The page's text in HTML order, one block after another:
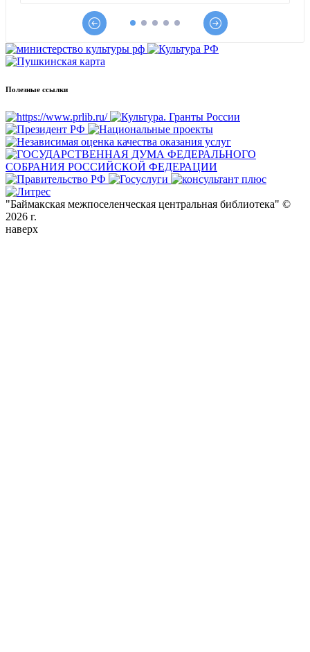
Полезные ссылки
"Баймакская межпоселенческая центральная библиотека" ©
2026 г.
наверх